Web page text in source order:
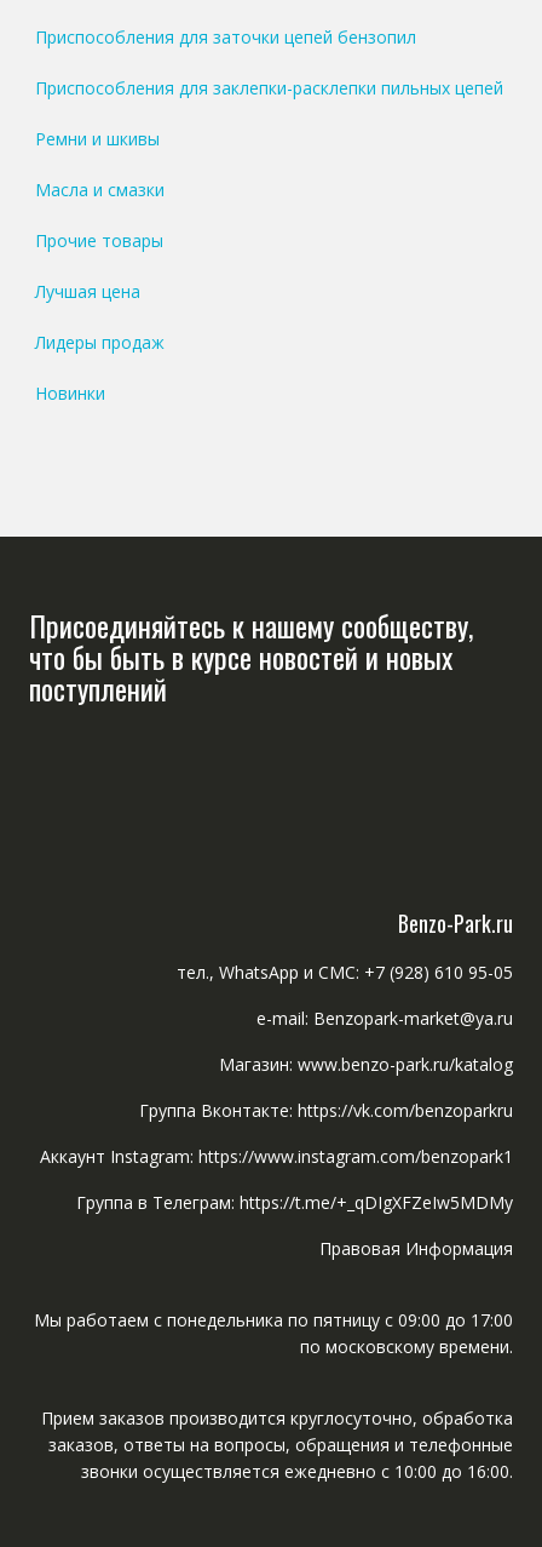
Приспособления для заточки цепей бензопил
Приспособления для заклепки-расклепки пильных цепей
Ремни и шкивы
Масла и смазки
Прочие товары
Лучшая цена
Лидеры продаж
Новинки
Присоединяйтесь к нашему сообществу,
что бы быть в курсе новостей и новых
поступлений
Benzo-Park.ru
тел., WhatsApp и СМС: +7 (928) 610 95-05
e-mail: Benzopark-market@ya.ru
Магазин: www.benzo-park.ru/katalog
Группа Вконтакте: https://vk.com/benzoparkru
Аккаунт Instagram: https://www.instagram.com/benzopark1
Группа в Телеграм: https://t.me/+_qDIgXFZeIw5MDMy
Правовая Информация
Мы работаем с понедельника по пятницу с 09:00 до 17:00
по московскому времени.
Прием заказов производится круглосуточно, обработка
заказов, ответы на вопросы, обращения и телефонные
звонки осуществляется ежедневно с 10:00 до 16:00.